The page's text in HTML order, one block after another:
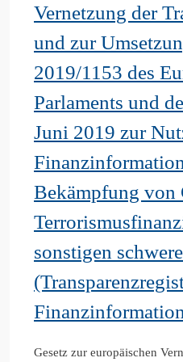
Vernetzung der
und zur
2019/1153 des
Parlaments und
Juni 2019 zur
Bekämpfung von
sonstigen
Gesetz zur europäischen